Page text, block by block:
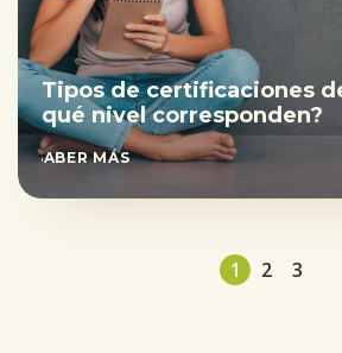
Tipos de certificaciones
qué nivel corresponden?
SABER MÁS
1 2 3